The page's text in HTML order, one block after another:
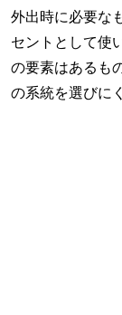
外出時に必要な
セントとして使
の要素はあるも
の系統を選びに